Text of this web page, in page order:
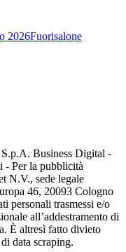
2026Fuorisalone
Business Digital -
- Per la pubblicità
N.V., sede legale
46, 20093 Cologno
personali trasmessi e/o
all’addestramento di
È altresì fatto divieto
data scraping.